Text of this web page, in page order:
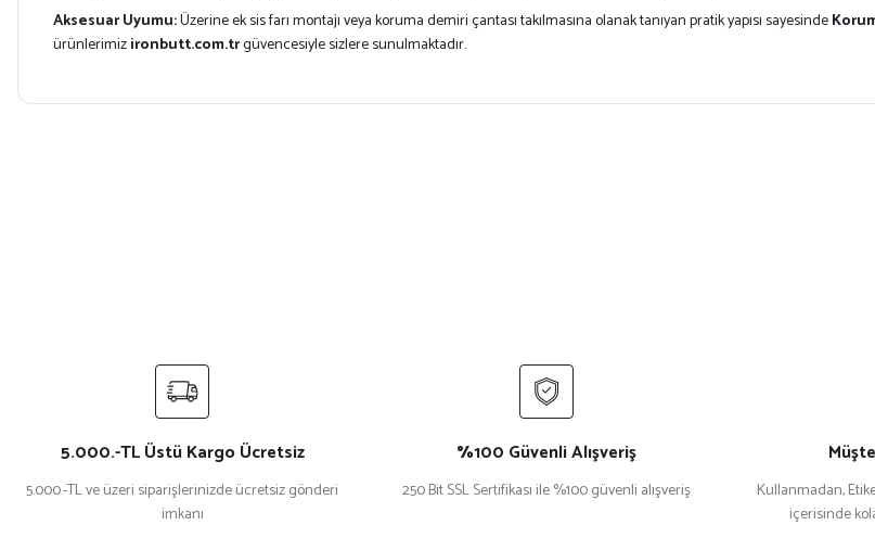
Aksesuar Uyumu:Üzerine ek sis farı montajı veya koruma demiri çantası takılmasına olanak tanıyan pratik yapısı sayesinde
ürünlerimizironbutt.com.trgüvencesiyle sizlere sunulmaktadır.
Bu ürüne benzer farklı alternatifler olmalı.
5.000.-TL Üstü Kargo Ücretsiz
5.000.-TL ve üzeri siparişlerinizde ücretsiz gönderi
imkanı
%100 Güvenli Alışveriş
250 Bit SSL Sertifikası ile %100 güvenli alışveriş
Kullanmadan,
içerisinde